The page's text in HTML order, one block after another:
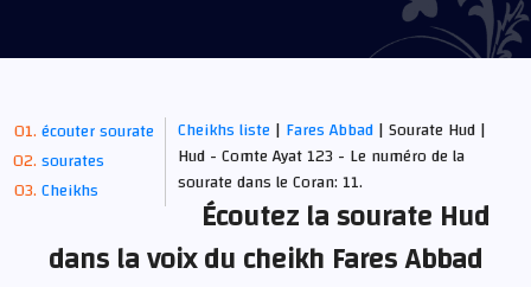
écouter sourate
sourates
Cheikhs
Cheikhs liste | Fares Abbad| Sourate Hud |
Hud - Comte Ayat 123 - Le numéro de la
sourate dans le Coran: 11.
Écoutez la sourate Hud
dans la voix du cheikh Fares Abbad